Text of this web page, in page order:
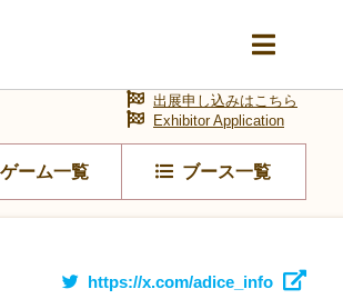
ゲーム一覧 ブース一覧
出展申し込みはこちら
Exhibitor Application
https://x.com/adice_info